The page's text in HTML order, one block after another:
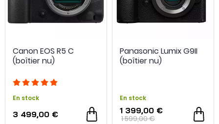
2 offres spéciales 2 offres spéciales
Canon EOS R5 C
(boîtier nu)
En stock
3 499,00 €
Panasonic Lumix G9II
(boîtier nu)
En stock
1 399,00 €
1 599,00 €